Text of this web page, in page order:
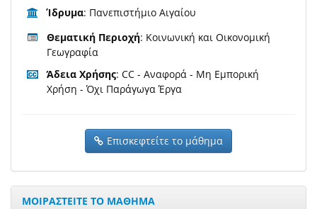
Ίδρυμα: Πανεπιστήμιο Αιγαίου
Θεματική Περιοχή: Κοινωνική και Οικονομική
Γεωγραφία
Άδεια Χρήσης: CC - Αναφορά - Μη Εμπορική
Χρήση - Όχι Παράγωγα Έργα
Επισκεφτείτε το μάθημα
ΜΟΙΡΑΣΤΕΙΤΕ ΤΟ ΜΑΘΗΜΑ